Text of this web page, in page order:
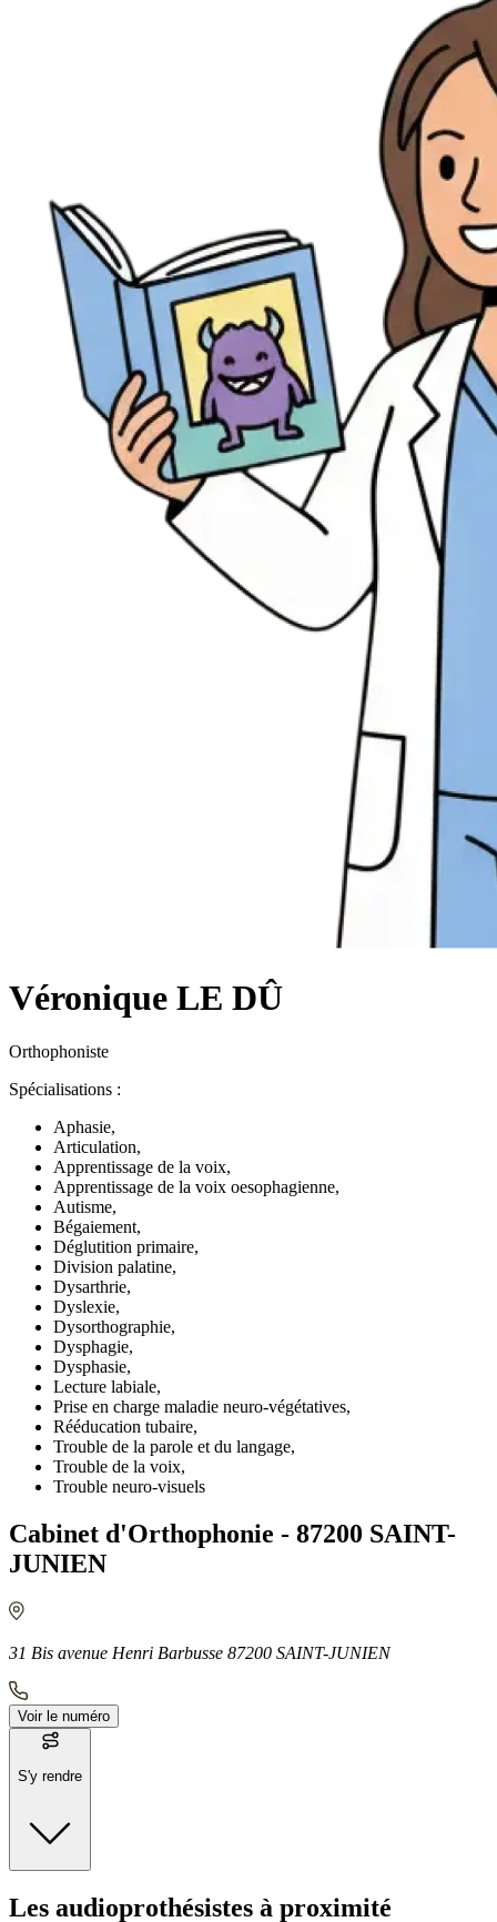
Véronique LE DÛ
Orthophoniste
Spécialisations :
Aphasie,
Articulation,
Apprentissage de la voix,
Apprentissage de la voix oesophagienne,
Autisme,
Bégaiement,
Déglutition primaire,
Division palatine,
Dysarthrie,
Dyslexie,
Dysorthographie,
Dysphagie,
Dysphasie,
Lecture labiale,
Prise en charge maladie neuro-végétatives,
Rééducation tubaire,
Trouble de la parole et du langage,
Trouble de la voix,
Trouble neuro-visuels
Cabinet d'Orthophonie - 87200 SAINT-
JUNIEN
31 Bis avenue Henri Barbusse 87200 SAINT-JUNIEN
Voir le numéro
S'y rendre
Moyens de transport
Les audioprothésistes à proximité